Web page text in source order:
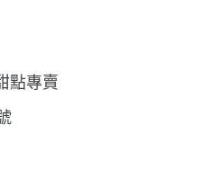
點專賣